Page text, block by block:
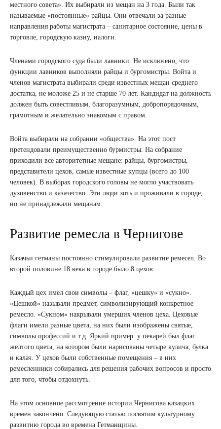
местного совета». Их выбирали из мещан на 3 года. Были так
называемые «постоянные» райцы. Они отвечали за разные
направления работы магистрата – санитарное состояние, цены в
торговле, городскую казну, налоги.
Членами городского суда были лавники. Не исключено, что
функции лавников выполняли райцы и бургомистры. Войта и
членов магистрата выбирали среди известных мещан среднего
достатка, не моложе 25 и не старше 70 лет. Кандидат на должность
должен быть совестливым, благоразумным, добропорядочным,
грамотным и желательно знакомым с правом.
Войта выбирали на собрании «общества». На этот пост
претендовали преимущественно бурмистры. На собрание
приходили все авторитетные мещане: райцы, бургомистры,
представители цехов, самые известные купцы (всего до 100
человек). В выборах городского головы не могло участвовать
духовенство и казачество. Эти люди хоть и проживали в городе,
но не принадлежали мещанам.
Развитие ремесла в Чернигове
Казачьи гетманы постоянно стимулировали развитие ремесел. Во
второй половине 18 века в городе было 8 цехов.
Каждый цех имел свои символы – флаг, «цешку» и «сукно».
«Цешкой» называли предмет, символизирующий конкретное
ремесло. «Сукном» накрывали умерших членов цеха. Цеховые
флаги имели разные цвета, на них были изображены святые,
символы профессий и т.д. Яркий пример: у пекарей был флаг
желтого цвета, на котором были нарисованы четыре кулича, булка
и калач. У цехов были собственные помещения – в них
ремесленники собирались для решения рабочих вопросов и просто
для того, чтобы отдохнуть.
На этом основное рассмотрение истории Чернигова казацких
времен закончено. Следующую статью посвятим культурному
развитию города во времена Гетманщины.